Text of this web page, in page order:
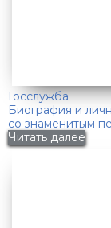
Госслужба
Биография и
со знаменитым
Читать далее